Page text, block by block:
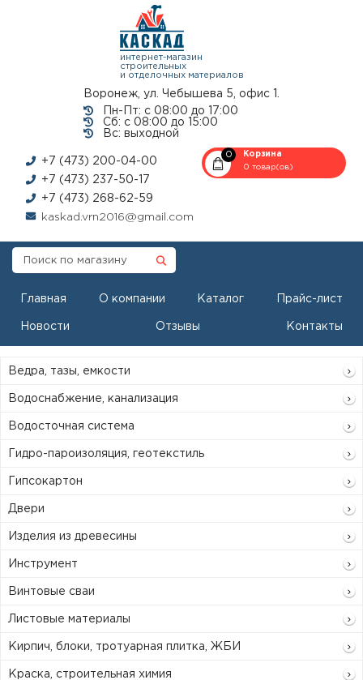
интернет-магазин
строительных
и отделочных материалов
Воронеж, ул. Чебышева 5, офис 1.
Пн-Пт: с 08:00 до 17:00
Сб: с 08:00 до 15:00
Вс: выходной
+7 (473) 200-04-00
+7 (473) 237-50-17
+7 (473) 268-62-59
kaskad.vrn2016@gmail.com
0
Корзина
0 товар(ов)
Главная О компании Каталог Прайс-лист
Новости Отзывы Контакты
Ведра, тазы, емкости
Водоснабжение, канализация
Водосточная система
Гидро-пароизоляция, геотекстиль
Гипсокартон
Двери
Изделия из древесины
Инструмент
Винтовые сваи
Листовые материалы
Кирпич, блоки, тротуарная плитка, ЖБИ
Краска, строительная химия